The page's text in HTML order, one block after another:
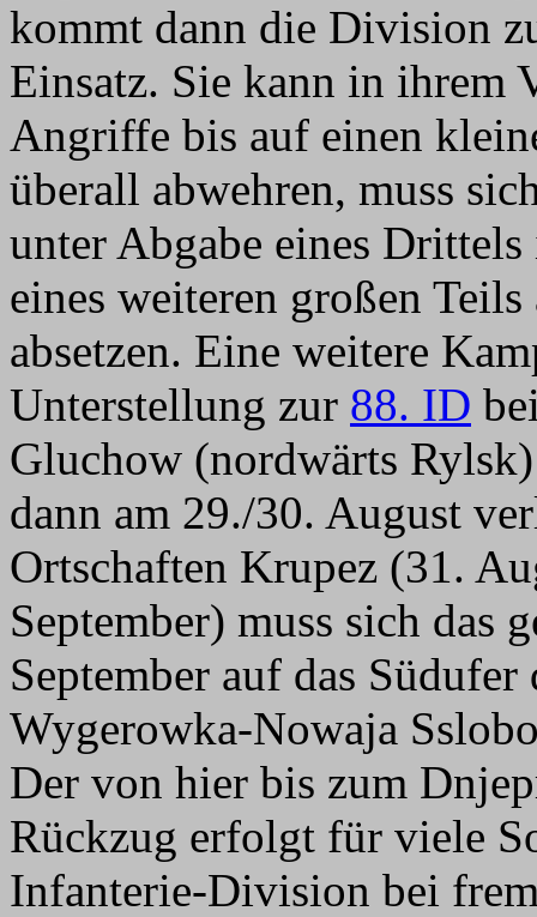
kommt dann die Division
Einsatz. Sie kann in ihrem
Angriffe bis auf einen
überall abwehren, muss
unter Abgabe eines
eines weiteren großen
absetzen. Eine weitere
Unterstellung zur 88. ID
Gluchow (nordwärts
dann am 29./30. August
Ortschaften Krupez (31.
September) muss sich das
September auf das
Wygerowka-Nowaja
Der von hier bis zum
Rückzug erfolgt für viele
Infanterie-Division bei